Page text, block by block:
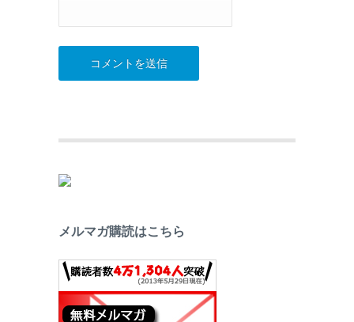
メルマガ購読はこちら